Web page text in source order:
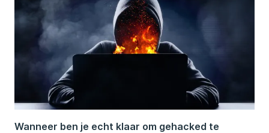
Wanneer ben je echt klaar om gehacked te